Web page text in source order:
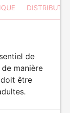
de
manière
être